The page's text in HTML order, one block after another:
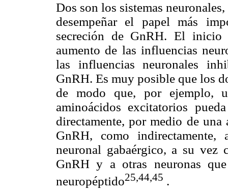
Dos son los sistemas
desempeñar el papel más
secreción de GnRH. El inicio
aumento de las influencias
las influencias neuronales
GnRH. Es muy posible que los
de modo que, por ejemplo,
aminoácidos excitatorios
directamente, por medio de
GnRH, como
neuronal gabaérgico, a su vez
GnRH y a otras neuronas
neuropéptido25,44,45 .